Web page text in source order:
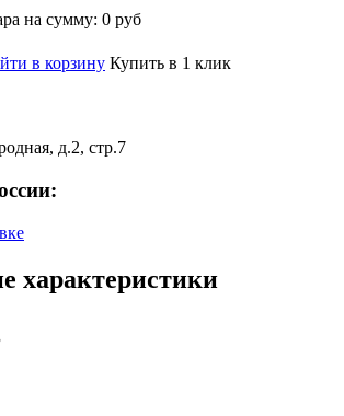
на сумму: 0 руб
в корзину Купить в 1 клик
д.2, стр.7
характеристики